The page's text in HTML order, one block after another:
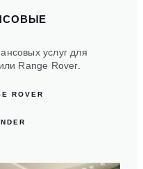
услуг для
Range Rover.
ROVER